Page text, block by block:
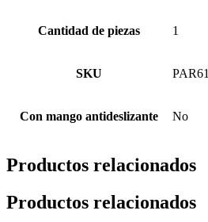
Cantidad de piezas 1
SKU PAR61
Con mango antideslizante No
Productos relacionados
Productos relacionados